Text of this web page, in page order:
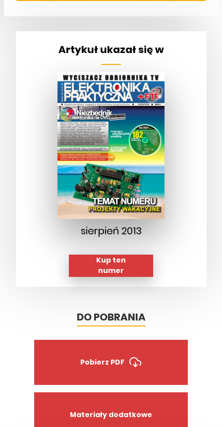
Artykuł ukazał się w
sierpień 2013
Kup ten
numer
DO POBRANIA
Pobierz PDF
Materiały dodatkowe